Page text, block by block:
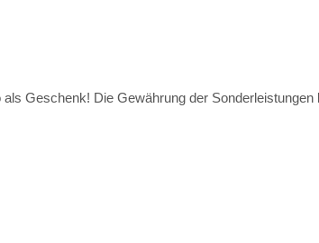
Geschenk! Die Gewährung der